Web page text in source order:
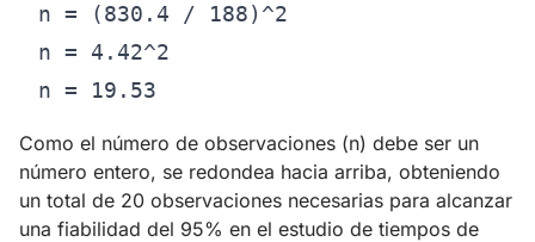
n = (830.4 / 188)^2
n = 4.42^2
Como el número de observaciones (n) debe ser un
número entero, se redondea hacia arriba, obteniendo
un total de 20 observaciones necesarias para alcanzar
una fiabilidad del 95% en el estudio de tiempos de